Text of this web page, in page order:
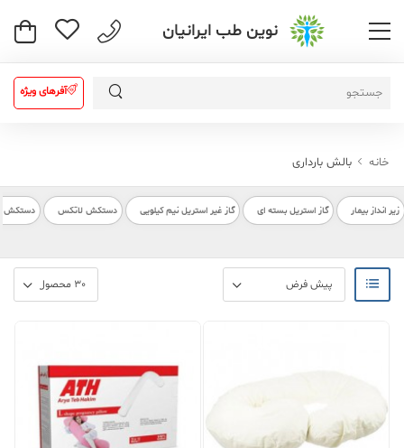
نوین طب ایرانیان
آفرهای ویژه
خانه بالش بارداری
زیر انداز بیمار گاز استریل بسته ای گاز غیر استریل نیم کیلویی دستکش لاتکس دستکش